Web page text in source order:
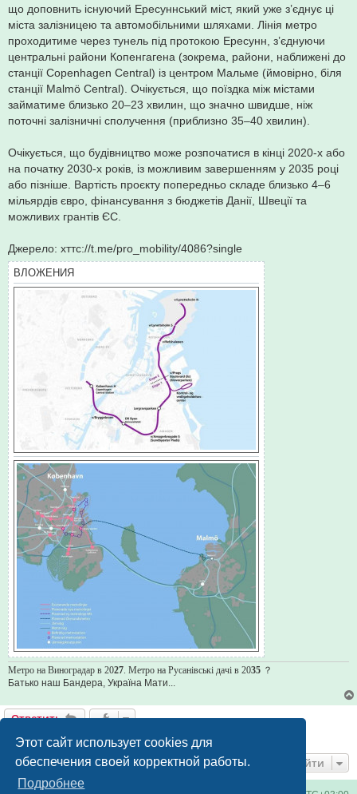
Этот сайт использует cookies для
обеспечения своей корректной работы.
Подробнее
що доповнить існуючий Ересуннський міст, який уже з’єднує ці
міста залізницею та автомобільними шляхами. Лінія метро
проходитиме через тунель під протокою Ересунн, з’єднуючи
центральні райони Копенгагена (зокрема, райони, наближені до
станції Copenhagen Central) із центром Мальме (ймовірно, біля
станції Malmö Central). Очікується, що поїздка між містами
займатиме близько 20–23 хвилин, що значно швидше, ніж
поточні залізничні сполучення (приблизно 35–40 хвилин).
Очікується, що будівництво може розпочатися в кінці 2020-х або
на початку 2030-х років, із можливим завершенням у 2035 році
або пізніше. Вартість проєкту попередньо складе близько 4–6
мільярдів євро, фінансування з бюджетів Данії, Швеції та
можливих грантів ЄС.
Джерело: хттс://t.me/pro_mobility/4086?single
ВЛОЖЕНИЯ
Метро на Виноградар в 2027. Метро на Русанівські дачі в 2035 ？
Батько наш Бандера, Україна Мати...
Ответить
1 сообщение • Страница
Перейти